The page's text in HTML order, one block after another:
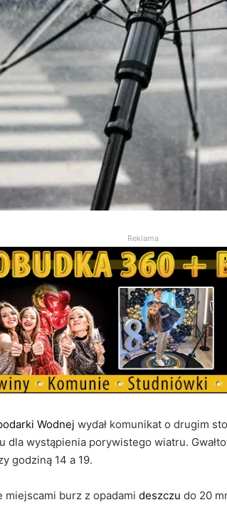
Reklama
Wodnej wydał komunikat o drugim
dla wystąpienia porywistego wiatru.
godziną 14 a 19.
burz z opadami deszczu do 20